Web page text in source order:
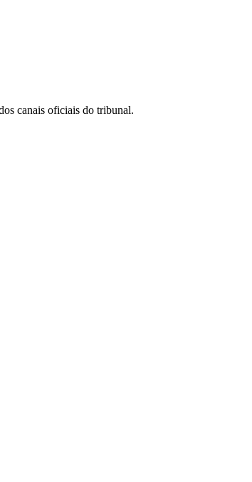
canais oficiais do tribunal.